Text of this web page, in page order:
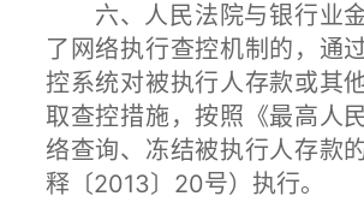
六、人民法院与银行业
了网络执行查控机制的，通
控系统对被执行人存款或其
取查控措施，按照《最高人
络查询、冻结被执行人存款
释〔2013〕20号）执行。